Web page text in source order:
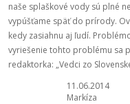
naše splaškové vody sú plné
vypúšťame späť do prírody.
kedy zasiahnu aj ľudí.
vyriešenie tohto problému sa
redaktorka: „Vedci zo
11.06.2014
Markíza